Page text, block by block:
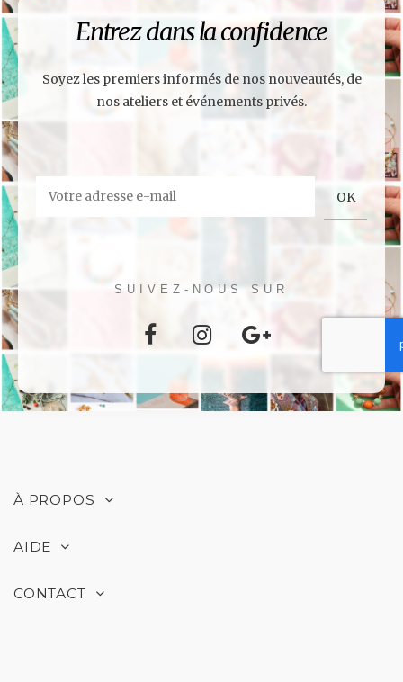
Entrez dans la confidence
Soyez les premiers informés de nos nouveautés, de
nos ateliers et événements privés.
SUIVEZ-NOUS SUR
À PROPOS
AIDE
CONTACT